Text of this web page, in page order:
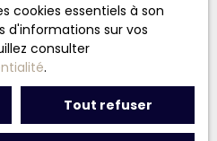
cookies essentiels à son
d'informations sur vos
consulter
.
Tout refuser